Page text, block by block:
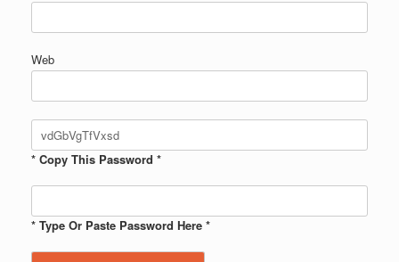
Web
* Copy This Password *
* Type Or Paste Password Here *